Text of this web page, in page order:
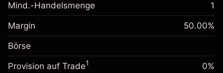
Positionswert
Positionsgröße mit Hebelwirkung
~$2,000.00
Geld aus Hebelwirkung ~
Margin. Ihre Investition
Anpassung der
Übernachtfinanzierung
fremdfinanzierten
Positionswert
0.013699
($0.27)
Mind.-Handelsmenge 1
Margin 50.00%
Börse
Provision auf Trade1 0%